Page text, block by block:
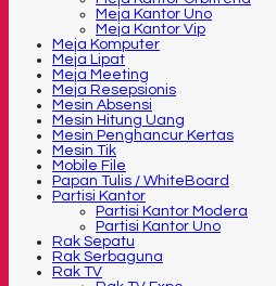
Meja Kantor Uno
Meja Kantor Vip
Meja Komputer
Meja Lipat
Meja Meeting
Meja Resepsionis
Mesin Absensi
Mesin Hitung Uang
Mesin Penghancur Kertas
Mesin Tik
Mobile File
Papan Tulis / WhiteBoard
Partisi Kantor
Partisi Kantor Modera
Partisi Kantor Uno
Rak Sepatu
Rak Serbaguna
Rak TV